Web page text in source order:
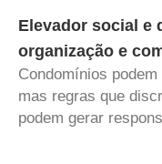
Elevador social e
organização e
Condomínios
mas regras que
podem gerar